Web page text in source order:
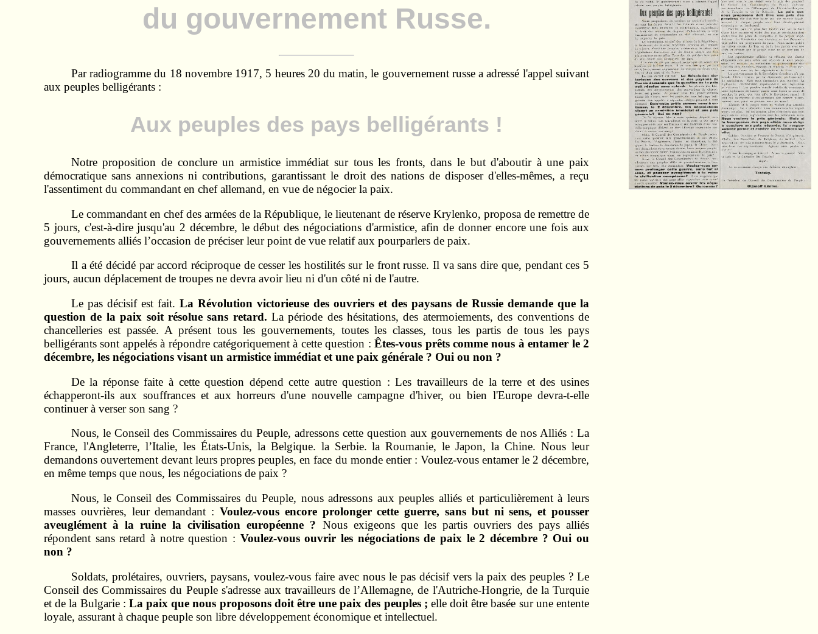
du gouvernement Russe.
Par radiogramme du 18 novembre 1917, 5 heures 20 du matin, le gouvernement russe a adressé l'appel suivant
aux peuples belligérants :
Aux peuples des pays belligérants !
Notre proposition de conclure un armistice immédiat sur tous les fronts, dans le but d'aboutir à une paix
démocratique sans annexions ni contributions, garantissant le droit des nations de disposer d'elles-mêmes, a reçu
l'assentiment du commandant en chef allemand, en vue de négocier la paix.
Le commandant en chef des armées de la République, le lieutenant de réserve Krylenko, proposa de remettre de
5 jours, c'est-à-dire jusqu'au 2 décembre, le début des négociations d'armistice, afin de donner encore une fois aux
gouvernements alliés l’occasion de préciser leur point de vue relatif aux pourparlers de paix.
Il a été décidé par accord réciproque de cesser les hostilités sur le front russe. Il va sans dire que, pendant ces 5
jours, aucun déplacement de troupes ne devra avoir lieu ni d'un côté ni de l'autre.
Le pas décisif est fait. La Révolution victorieuse des ouvriers et des paysans de Russie demande que la
question de la paix soit résolue sans retard. La période des hésitations, des atermoiements, des conventions de
chancelleries est passée. A présent tous les gouvernements, toutes les classes, tous les partis de tous les pays
belligérants sont appelés à répondre catégoriquement à cette question :Êtes-vous prêts comme nous à entamer le 2
décembre, les négociations visant un armistice immédiat et une paix générale ? Oui ou non ?
De la réponse faite à cette question dépend cette autre question : Les travailleurs de la terre et des usines
échapperont-ils aux souffrances et aux horreurs d'une nouvelle campagne d'hiver, ou bien l'Europe devra-t-elle
continuer à verser son sang ?
Nous, le Conseil des Commissaires du Peuple, adressons cette question aux gouvernements de nos Alliés : La
France, l'Angleterre, l’Italie, les États-Unis, la Belgique. la Serbie. la Roumanie, le Japon, la Chine. Nous leur
demandons ouvertement devant leurs propres peuples, en face du monde entier : Voulez-vous entamer le 2 décembre,
en même temps que nous, les négociations de paix ?
Nous, le Conseil des Commissaires du Peuple, nous adressons aux peuples alliés et particulièrement à leurs
masses ouvrières, leur demandant :Voulez-vous encore prolonger cette guerre, sans but ni sens, et pousser
aveuglément à la ruine la civilisation européenne ? Nous exigeons que les partis ouvriers des pays alliés
répondent sans retard à notre question : Voulez-vous ouvrir les négociations de paix le 2 décembre ? Oui ou
non ?
Soldats, prolétaires, ouvriers, paysans, voulez-vous faire avec nous le pas décisif vers la paix des peuples ? Le
Conseil des Commissaires du Peuple s'adresse aux travailleurs de l’Allemagne, de l'Autriche-Hongrie, de la Turquie
et de la Bulgarie : La paix que nous proposons doit être une paix des peuples ; elle doit être basée sur une entente
loyale, assurant à chaque peuple son libre développement économique et intellectuel.